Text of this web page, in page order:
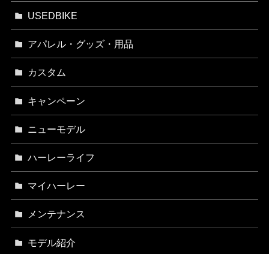
USEDBIKE
アパレル・グッズ・用品
カスタム
キャンペーン
ニューモデル
ハーレーライフ
マイハーレー
メンテナンス
モデル紹介